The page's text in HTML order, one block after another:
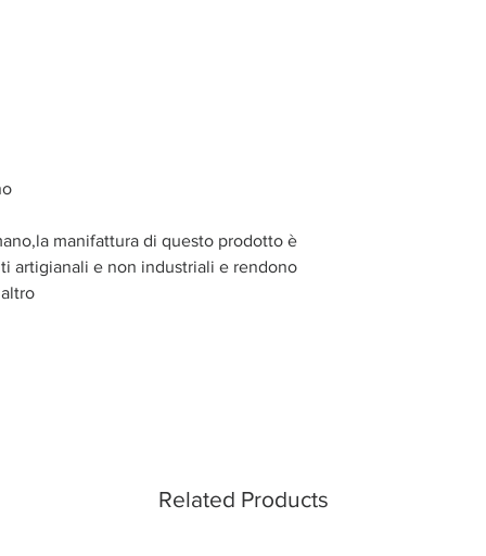
manifattura di questo prodotto è
artigianali e non industriali e rendono
Related Products